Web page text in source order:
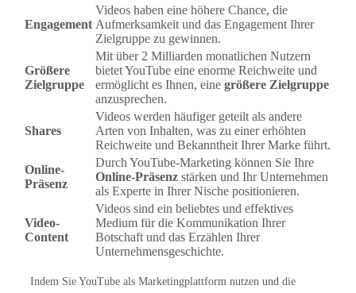
Engagement
Videos haben eine höhere Chance, die
Aufmerksamkeit und das Engagement Ihrer
Zielgruppe zu gewinnen.
Größere
Zielgruppe
Mit über 2 Milliarden monatlichen Nutzern
bietet YouTube eine enorme Reichweite und
ermöglicht es Ihnen, eine größere Zielgruppe
anzusprechen.
Shares
Videos werden häufiger geteilt als andere
Arten von Inhalten, was zu einer erhöhten
Reichweite und Bekanntheit Ihrer Marke führt.
Online-
Präsenz
Durch YouTube-Marketing können Sie Ihre
Online-Präsenz stärken und Ihr Unternehmen
als Experte in Ihrer Nische positionieren.
Video-
Content
Videos sind ein beliebtes und effektives
Medium für die Kommunikation Ihrer
Botschaft und das Erzählen Ihrer
Unternehmensgeschichte.
Indem Sie YouTube als Marketingplattform nutzen und die